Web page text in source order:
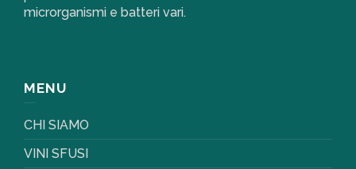
microrganismi e batteri vari.
MENU
CHI SIAMO
VINI SFUSI